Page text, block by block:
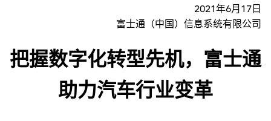
2021年6月17日
富士通（中国）信息系统有限公司
把握数字化转型先机，富士通
助力汽车行业变革